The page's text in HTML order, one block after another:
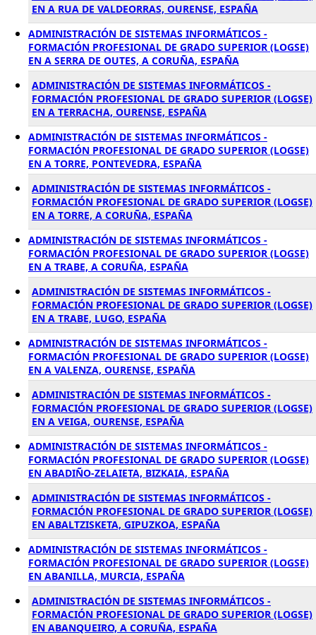
EN A RUA DE VALDEORRAS, OURENSE, ESPAÑA
ADMINISTRACIÓN DE SISTEMAS INFORMÁTICOS -
FORMACIÓN PROFESIONAL DE GRADO SUPERIOR (LOGSE)
EN A SERRA DE OUTES, A CORUÑA, ESPAÑA
ADMINISTRACIÓN DE SISTEMAS INFORMÁTICOS -
FORMACIÓN PROFESIONAL DE GRADO SUPERIOR (LOGSE)
EN A TERRACHA, OURENSE, ESPAÑA
ADMINISTRACIÓN DE SISTEMAS INFORMÁTICOS -
FORMACIÓN PROFESIONAL DE GRADO SUPERIOR (LOGSE)
EN A TORRE, PONTEVEDRA, ESPAÑA
ADMINISTRACIÓN DE SISTEMAS INFORMÁTICOS -
FORMACIÓN PROFESIONAL DE GRADO SUPERIOR (LOGSE)
EN A TORRE, A CORUÑA, ESPAÑA
ADMINISTRACIÓN DE SISTEMAS INFORMÁTICOS -
FORMACIÓN PROFESIONAL DE GRADO SUPERIOR (LOGSE)
EN A TRABE, A CORUÑA, ESPAÑA
ADMINISTRACIÓN DE SISTEMAS INFORMÁTICOS -
FORMACIÓN PROFESIONAL DE GRADO SUPERIOR (LOGSE)
EN A TRABE, LUGO, ESPAÑA
ADMINISTRACIÓN DE SISTEMAS INFORMÁTICOS -
FORMACIÓN PROFESIONAL DE GRADO SUPERIOR (LOGSE)
EN A VALENZA, OURENSE, ESPAÑA
ADMINISTRACIÓN DE SISTEMAS INFORMÁTICOS -
FORMACIÓN PROFESIONAL DE GRADO SUPERIOR (LOGSE)
EN A VEIGA, OURENSE, ESPAÑA
ADMINISTRACIÓN DE SISTEMAS INFORMÁTICOS -
FORMACIÓN PROFESIONAL DE GRADO SUPERIOR (LOGSE)
EN ABADIÑO-ZELAIETA, BIZKAIA, ESPAÑA
ADMINISTRACIÓN DE SISTEMAS INFORMÁTICOS -
FORMACIÓN PROFESIONAL DE GRADO SUPERIOR (LOGSE)
EN ABALTZISKETA, GIPUZKOA, ESPAÑA
ADMINISTRACIÓN DE SISTEMAS INFORMÁTICOS -
FORMACIÓN PROFESIONAL DE GRADO SUPERIOR (LOGSE)
EN ABANILLA, MURCIA, ESPAÑA
ADMINISTRACIÓN DE SISTEMAS INFORMÁTICOS -
FORMACIÓN PROFESIONAL DE GRADO SUPERIOR (LOGSE)
EN ABANQUEIRO, A CORUÑA, ESPAÑA